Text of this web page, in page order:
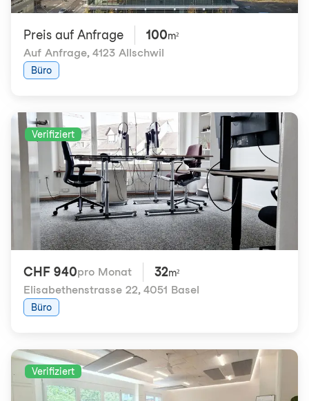
Preis auf Anfrage 100m²
Auf Anfrage, 4123 Allschwil
Büro
Verifiziert
CHF 940pro Monat 32m²
Elisabethenstrasse 22, 4051 Basel
Büro
Verifiziert